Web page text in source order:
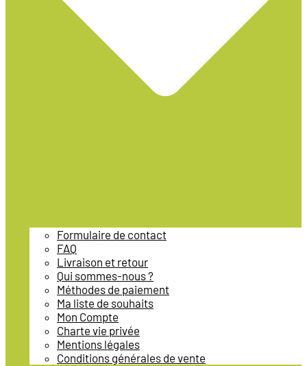
Formulaire de contact
FAQ
Livraison et retour
Qui sommes-nous ?
Méthodes de paiement
Ma liste de souhaits
Mon Compte
Charte vie privée
Mentions légales
Conditions générales de vente